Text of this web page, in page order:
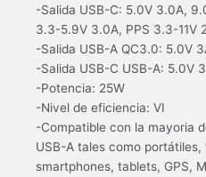
-Salida USB-C: 5.0V 3.0A,
3.3-5.9V 3.0A, PPS 3.3-11V
-Salida USB-A QC3.0: 5.0V
-Salida USB-C USB-A: 5.0V
-Potencia: 25W
-Nivel de eficiencia: VI
-Compatible con la mayoria
USB-A tales como
smartphones, tablets, GPS,